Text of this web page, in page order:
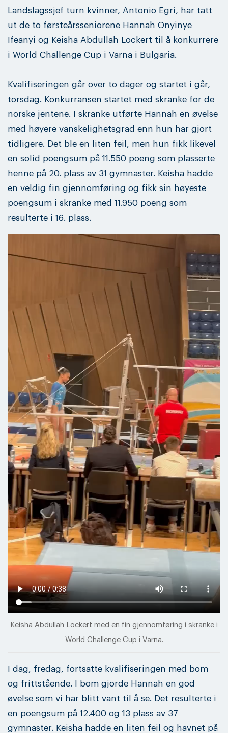
Landslagssjef turn kvinner, Antonio Egri, har tatt
ut de to førsteårsseniorene Hannah Onyinye
Ifeanyi og Keisha Abdullah Lockert til å konkurrere
i World Challenge Cup i Varna i Bulgaria.
Kvalifiseringen går over to dager og startet i går,
torsdag. Konkurransen startet med skranke for de
norske jentene. I skranke utførte Hannah en øvelse
med høyere vanskelighetsgrad enn hun har gjort
tidligere. Det ble en liten feil, men hun fikk likevel
en solid poengsum på 11.550 poeng som plasserte
henne på 20. plass av 31 gymnaster. Keisha hadde
en veldig fin gjennomføring og fikk sin høyeste
poengsum i skranke med 11.950 poeng som
resulterte i 16. plass.
Keisha Abdullah Lockert med en fin gjennomføring i skranke i
World Challenge Cup i Varna.
I dag, fredag, fortsatte kvalifiseringen med bom
og frittstående. I bom gjorde Hannah en god
øvelse som vi har blitt vant til å se. Det resulterte i
en poengsum på 12.400 og 13 plass av 37
gymnaster. Keisha hadde en liten feil og havnet på